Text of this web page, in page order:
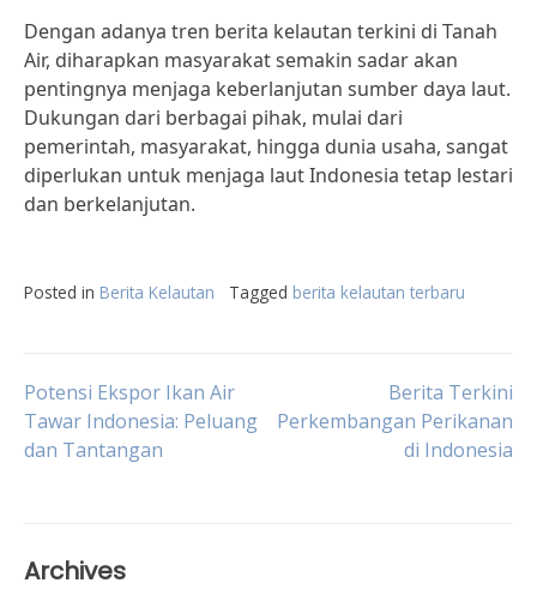
Dengan adanya tren berita kelautan terkini di Tanah
Air, diharapkan masyarakat semakin sadar akan
pentingnya menjaga keberlanjutan sumber daya laut.
Dukungan dari berbagai pihak, mulai dari
pemerintah, masyarakat, hingga dunia usaha, sangat
diperlukan untuk menjaga laut Indonesia tetap lestari
dan berkelanjutan.
Posted in Berita Kelautan Tagged berita kelautan terbaru
Post
navigation
Potensi Ekspor Ikan Air
Tawar Indonesia: Peluang
dan Tantangan
Berita Terkini
Perkembangan Perikanan
di Indonesia
Archives